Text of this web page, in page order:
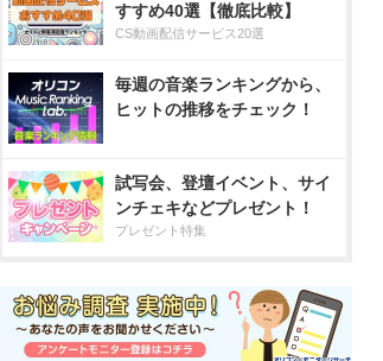
すすめ40選【徹底比較】
CS動画配信サービス20選
毎週の音楽ランキングから、
ヒットの推移をチェック！
試写会、登壇イベント、サイ
ンチェキなどプレゼント！
プレゼント特集